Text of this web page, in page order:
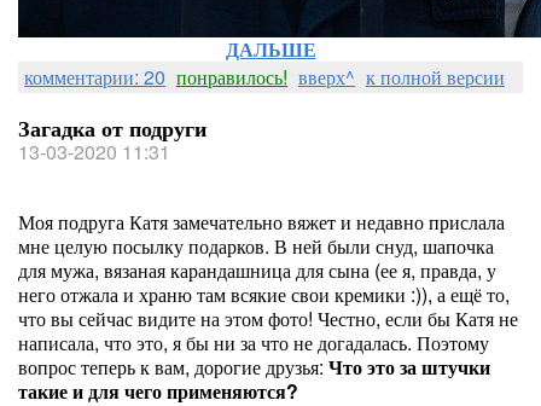
ДАЛЬШЕ
комментарии: 20 понравилось! вверх^ к полной версии
Загадка от подруги
13-03-2020 11:31
Моя подруга Катя замечательно вяжет и недавно прислала
мне целую посылку подарков. В ней были снуд, шапочка
для мужа, вязаная карандашница для сына (ее я, правда, у
него отжала и храню там всякие свои кремики :)), а ещё то,
что вы сейчас видите на этом фото! Честно, если бы Катя не
написала, что это, я бы ни за что не догадалась. Поэтому
вопрос теперь к вам, дорогие друзья: Что это за штучки
такие и для чего применяются?